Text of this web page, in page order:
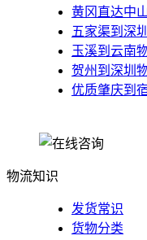
黄冈直达中
五家渠到深
玉溪到云南
贺州到深圳
优质肇庆到
佛山到邢台
物流知识
发货常识
货物分类